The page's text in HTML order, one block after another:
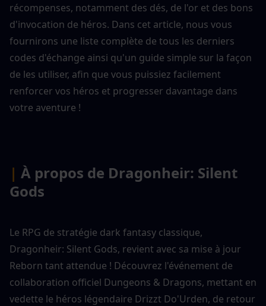
récompenses, notamment des dés, de l'or et des bons
d'invocation de héros. Dans cet article, nous vous
fournirons une liste complète de tous les derniers
codes d'échange ainsi qu'un guide simple sur la façon
de les utiliser, afin que vous puissiez facilement
renforcer vos héros et progresser davantage dans
votre aventure !
| À propos de Dragonheir: Silent
Gods
Le RPG de stratégie dark fantasy classique,
Dragonheir: Silent Gods, revient avec sa mise à jour
Reborn tant attendue ! Découvrez l'événement de
collaboration officiel Dungeons & Dragons, mettant en
vedette le héros légendaire Drizzt Do'Urden, de retour